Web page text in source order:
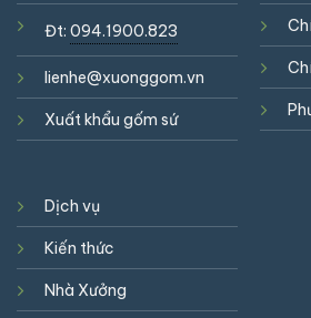
Đt: 094.1900.823
lienhe@xuonggom.vn
Xuất khẩu gốm sứ
Dịch vụ
Kiến thức
Nhà Xưởng